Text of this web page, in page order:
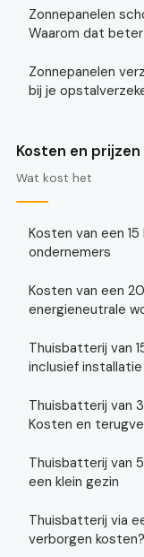
Zonnepanelen
Waarom dat
Zonnepanelen
bij je
Kosten en prijzen
Wat kost het
Kosten van een
ondernemers
Kosten van een
energieneutrale
Thuisbatterij van
inclusief
Thuisbatterij van
Kosten en
Thuisbatterij van
een klein gezin
Thuisbatterij via
verborgen kosten?